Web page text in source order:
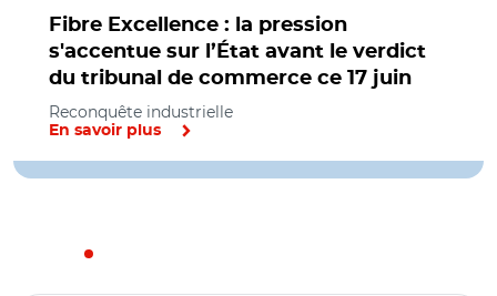
Fibre Excellence : la pression
s'accentue sur l’État avant le verdict
du tribunal de commerce ce 17 juin
Reconquête industrielle
En savoir plus